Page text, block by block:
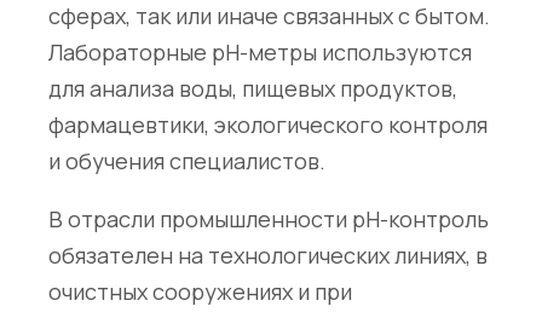
сферах, так или иначе связанных с бытом.
Лабораторные pH-метры используются
для анализа воды, пищевых продуктов,
фармацевтики, экологического контроля
и обучения специалистов.
В отрасли промышленности pH-контроль
обязателен на технологических линиях, в
очистных сооружениях и при